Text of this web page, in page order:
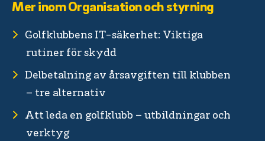
Mer inom Organisation och styrning
Golfklubbens IT-säkerhet: Viktiga
rutiner för skydd
Delbetalning av årsavgiften till klubben
– tre alternativ
Att leda en golfklubb – utbildningar och
verktyg